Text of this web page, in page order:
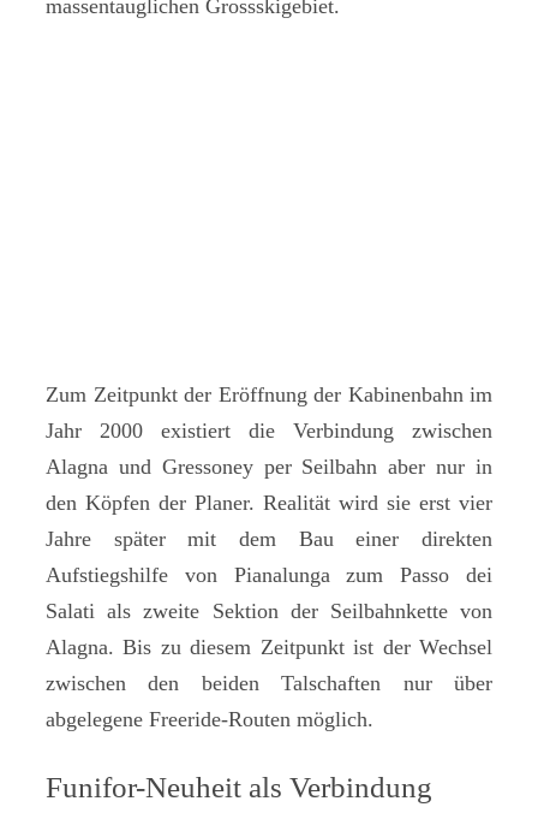
massentauglichen Grossskigebiet.
Zum Zeitpunkt der Eröffnung der Kabinenbahn im
Jahr 2000 existiert die Verbindung zwischen
Alagna und Gressoney per Seilbahn aber nur in
den Köpfen der Planer. Realität wird sie erst vier
Jahre später mit dem Bau einer direkten
Aufstiegshilfe von Pianalunga zum Passo dei
Salati als zweite Sektion der Seilbahnkette von
Alagna. Bis zu diesem Zeitpunkt ist der Wechsel
zwischen den beiden Talschaften nur über
abgelegene Freeride-Routen möglich.
Funifor-Neuheit als Verbindung